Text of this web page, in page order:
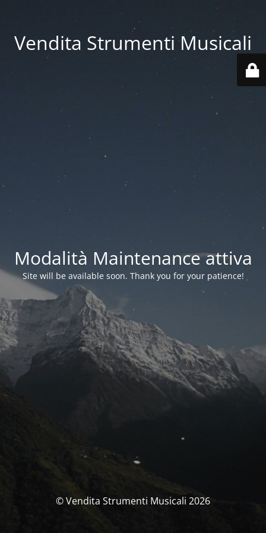
Vendita Strumenti Musicali
Modalità Maintenance attiva
Site will be available soon. Thank you for your patience!
© Vendita Strumenti Musicali 2026